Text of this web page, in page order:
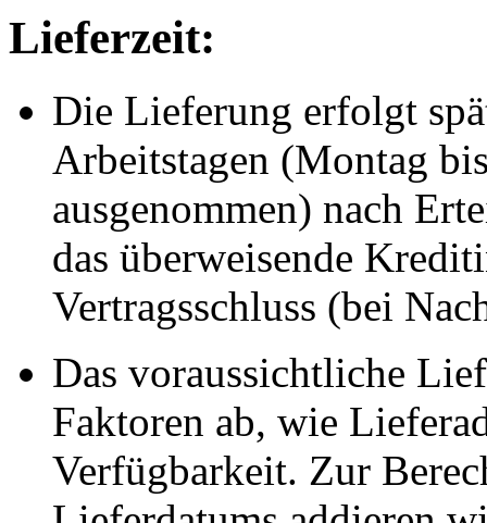
Lieferzeit:
Die Lieferung erfolgt
Arbeitstagen (Montag
ausgenommen) nach
das überweisende
Vertragsschluss (bei
Das voraussichtliche
Faktoren ab, wie
Verfügbarkeit. Zur